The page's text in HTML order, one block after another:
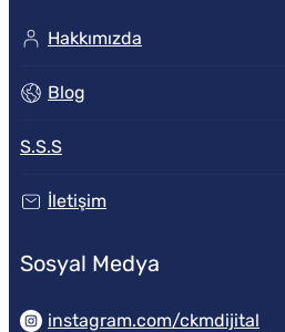
Hakkımızda
Blog
S.S.S
İletişim
Sosyal Medya
instagram.com/ckmdijital